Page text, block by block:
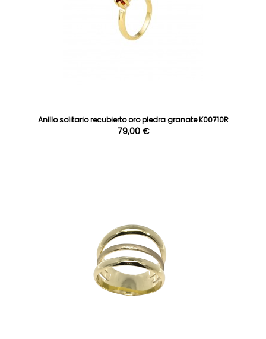
Anillo solitario recubierto oro piedra granate K00710R
79,00 €